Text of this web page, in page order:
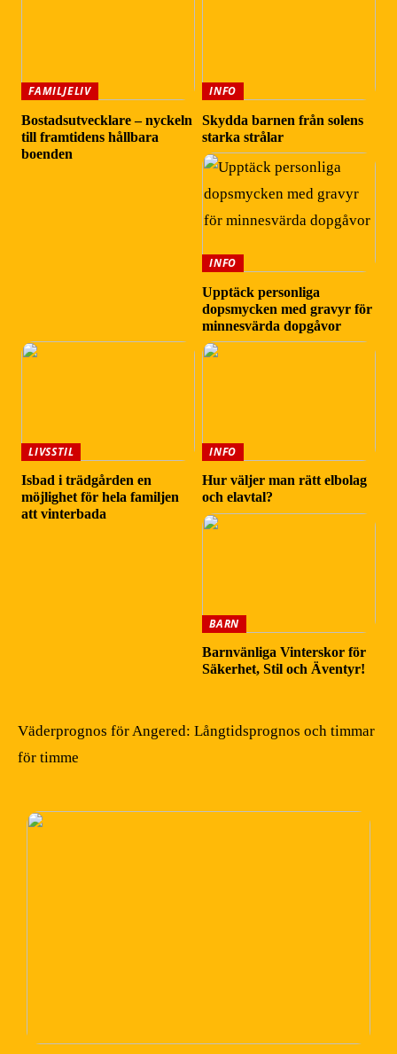
FAMILJELIV
Bostadsutvecklare – nyckeln
till framtidens hållbara
boenden
INFO
Skydda barnen från solens
starka strålar
INFO
Upptäck personliga
dopsmycken med gravyr för
minnesvärda dopgåvor
LIVSSTIL
Isbad i trädgården en
möjlighet för hela familjen
att vinterbada
INFO
Hur väljer man rätt elbolag
och elavtal?
BARN
Barnvänliga Vinterskor för
Säkerhet, Stil och Äventyr!
Väderprognos för Angered: Långtidsprognos och timmar
för timme